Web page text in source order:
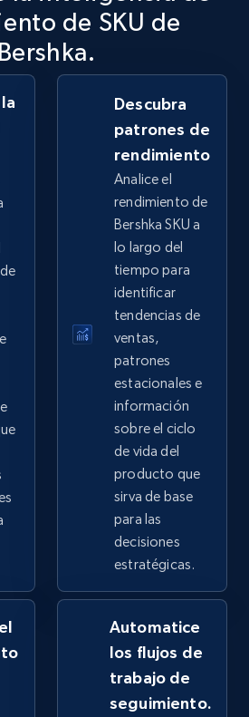
by category
Seller name, Seller rating,
Root category, and
Comenzar ahora
Product description,
Images, Variations, and
Comenzar ahora
- collects products from
Product description,
Images, Variations, and
Comenzar ahora
de SKU de
Bershka.
Descubra
patrones de
rendimiento
Analice el
rendimiento de
Bershka SKU a
lo largo del
tiempo para
identificar
tendencias de
ventas,
patrones
estacionales e
información
sobre el ciclo
de vida del
producto que
sirva de base
para las
decisiones
estratégicas.
Automatice
los flujos de
trabajo de
seguimiento.